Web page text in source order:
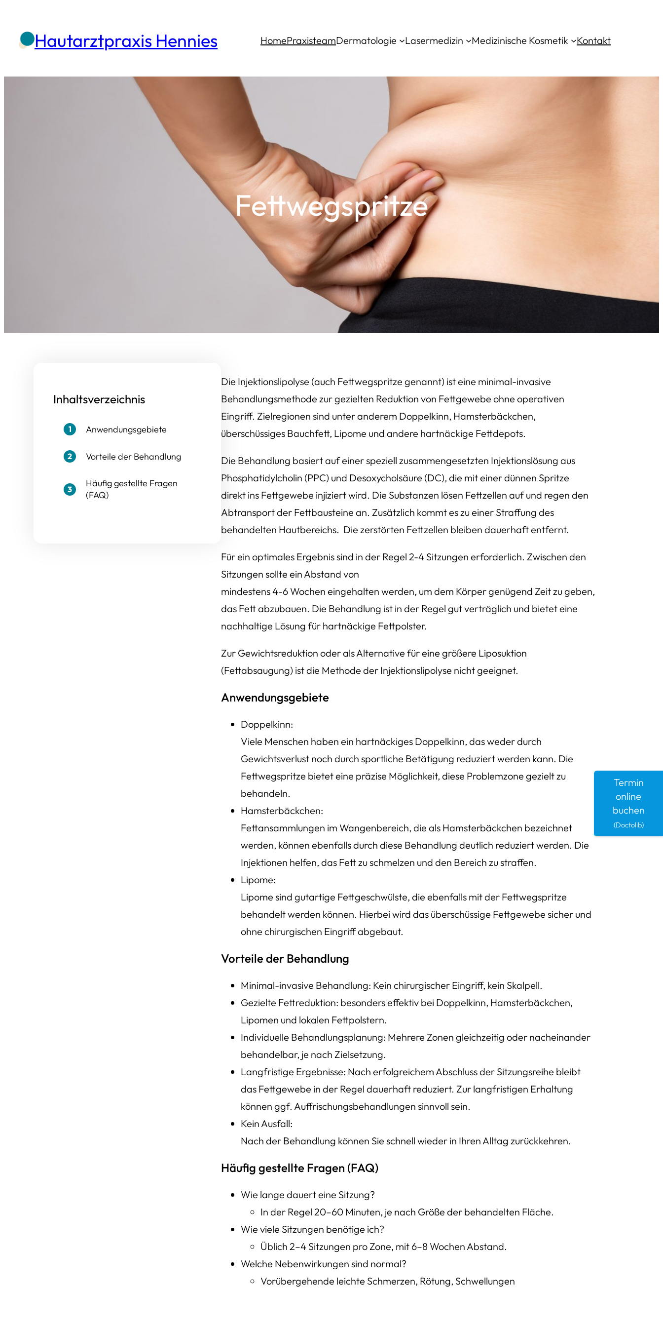
Inhalt
springenHautarztpraxis Hennies HomePraxisteamDermatologie Lasermedizin Medizinische Kosmetik Kontakt
Fettwegspritze
Inhaltsverzeichnis
1 Anwendungsgebiete
2 Vorteile der Behandlung
3
Häufig gestellte Fragen
(FAQ)
Die Injektionslipolyse (auch Fettwegspritze genannt) ist eine minimal-invasive
Behandlungsmethode zur gezielten Reduktion von Fettgewebe ohne operativen
Eingriff. Zielregionen sind unter anderem Doppelkinn, Hamsterbäckchen,
überschüssiges Bauchfett, Lipome und andere hartnäckige Fettdepots.
Die Behandlung basiert auf einer speziell zusammengesetzten Injektionslösung aus
Phosphatidylcholin (PPC) und Desoxycholsäure (DC), die mit einer dünnen Spritze
direkt ins Fettgewebe injiziert wird. Die Substanzen lösen Fettzellen auf und regen den
Abtransport der Fettbausteine an. Zusätzlich kommt es zu einer Straffung des
behandelten Hautbereichs. Die zerstörten Fettzellen bleiben dauerhaft entfernt.
Für ein optimales Ergebnis sind in der Regel 2-4 Sitzungen erforderlich. Zwischen den
Sitzungen sollte ein Abstand von
mindestens 4-6 Wochen eingehalten werden, um dem Körper genügend Zeit zu geben,
das Fett abzubauen. Die Behandlung ist in der Regel gut verträglich und bietet eine
nachhaltige Lösung für hartnäckige Fettpolster.
Zur Gewichtsreduktion oder als Alternative für eine größere Liposuktion
(Fettabsaugung) ist die Methode der Injektionslipolyse nicht geeignet.
Anwendungsgebiete
Doppelkinn:
Viele Menschen haben ein hartnäckiges Doppelkinn, das weder durch
Gewichtsverlust noch durch sportliche Betätigung reduziert werden kann. Die
Fettwegspritze bietet eine präzise Möglichkeit, diese Problemzone gezielt zu
behandeln.
Hamsterbäckchen:
Fettansammlungen im Wangenbereich, die als Hamsterbäckchen bezeichnet
werden, können ebenfalls durch diese Behandlung deutlich reduziert werden. Die
Injektionen helfen, das Fett zu schmelzen und den Bereich zu straffen.
Lipome:
Lipome sind gutartige Fettgeschwülste, die ebenfalls mit der Fettwegspritze
behandelt werden können. Hierbei wird das überschüssige Fettgewebe sicher und
ohne chirurgischen Eingriff abgebaut.
Vorteile der Behandlung
Minimal-invasive Behandlung: Kein chirurgischer Eingriff, kein Skalpell.
Gezielte Fettreduktion: besonders effektiv bei Doppelkinn, Hamsterbäckchen,
Lipomen und lokalen Fettpolstern.
Individuelle Behandlungsplanung: Mehrere Zonen gleichzeitig oder nacheinander
behandelbar, je nach Zielsetzung.
Langfristige Ergebnisse: Nach erfolgreichem Abschluss der Sitzungsreihe bleibt
das Fettgewebe in der Regel dauerhaft reduziert. Zur langfristigen Erhaltung
können ggf. Auffrischungsbehandlungen sinnvoll sein.
Kein Ausfall:
Nach der Behandlung können Sie schnell wieder in Ihren Alltag zurückkehren.
Häufig gestellte Fragen (FAQ)
Wie lange dauert eine Sitzung?
In der Regel 20–60 Minuten, je nach Größe der behandelten Fläche.
Wie viele Sitzungen benötige ich?
Üblich 2–4 Sitzungen pro Zone, mit 6–8 Wochen Abstand.
Welche Nebenwirkungen sind normal?
Vorübergehende leichte Schmerzen, Rötung, Schwellungen
Termin
online
buchen
(Doctolib)